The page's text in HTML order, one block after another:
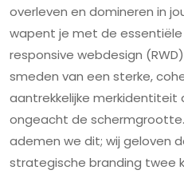
overleven en domineren in
wapent je met de
responsive webdesign
smeden van een sterke,
aantrekkelijke
ongeacht de
ademen we dit; wij geloven
strategische branding twee